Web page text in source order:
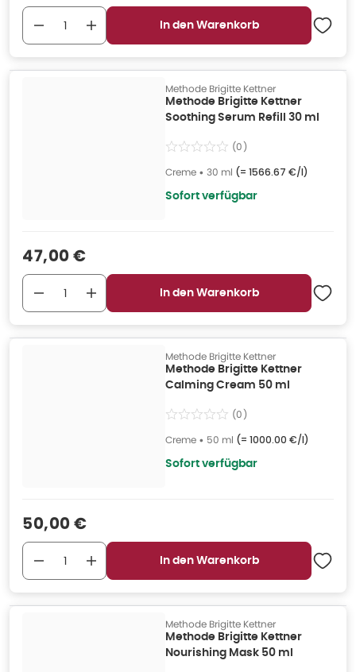
In den Warenkorb
Methode Brigitte Kettner
Methode Brigitte Kettner
Soothing Serum Refill 30 ml
(0)
Creme • 30 ml (= 1566.67 €/l)
Sofort verfügbar
Verkaufspreis
47,00 €
In den Warenkorb
Methode Brigitte Kettner
Methode Brigitte Kettner
Calming Cream 50 ml
(0)
Creme • 50 ml (= 1000.00 €/l)
Sofort verfügbar
Verkaufspreis
50,00 €
In den Warenkorb
Methode Brigitte Kettner
Methode Brigitte Kettner
Nourishing Mask 50 ml